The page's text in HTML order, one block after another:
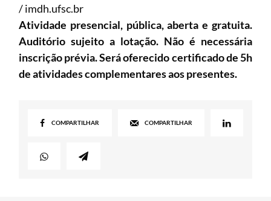
/ imdh.ufsc.br
Atividade presencial, pública, aberta e gratuita.
Auditório sujeito a lotação. Não é necessária
inscrição prévia. Será oferecido certificado de 5h
de atividades complementares aos presentes.
COMPARTILHAR COMPARTILHAR